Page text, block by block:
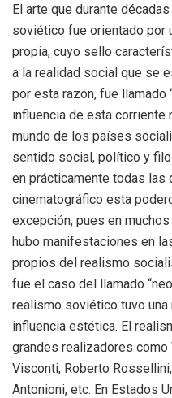
El arte que durante
soviético fue orientado por
propia, cuyo sello
a la realidad social que se
por esta razón, fue llamado
influencia de esta corriente
mundo de los países
sentido social, político y
en prácticamente todas las
cinematográfico esta
excepción, pues en
hubo manifestaciones en
propios del realismo
fue el caso del llamado
realismo soviético tuvo
influencia estética. El
grandes realizadores como
Visconti, Roberto
Antonioni, etc. En Estados